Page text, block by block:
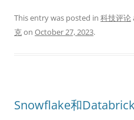
This entry was posted in 科技评论
克on October 27, 2023.
Snowflake和